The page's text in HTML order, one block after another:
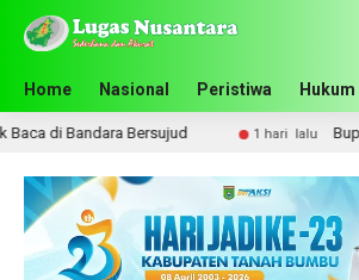
Home Nasional Peristiwa
di Bandara Bersujud 1 hari lalu Bupati